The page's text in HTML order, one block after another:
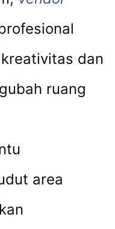
dan
ruang
area